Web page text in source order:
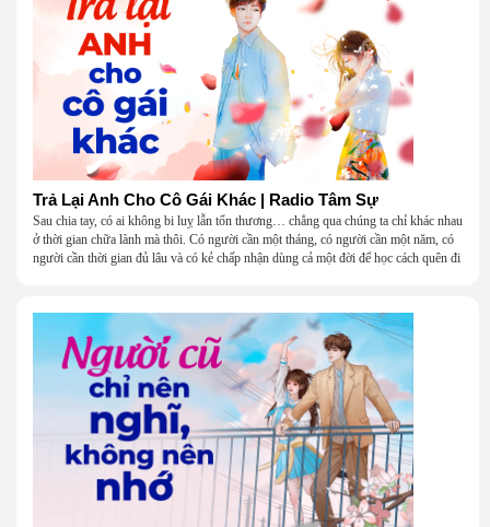
Trả Lại Anh Cho Cô Gái Khác | Radio Tâm Sự
Sau chia tay, có ai không bi luỵ lẫn tổn thương… chẳng qua chúng ta chỉ khác nhau
ở thời gian chữa lành mà thôi. Có người cần một tháng, có người cần một năm, có
người cần thời gian đủ lâu và có kẻ chấp nhận dùng cả một đời để học cách quên đi